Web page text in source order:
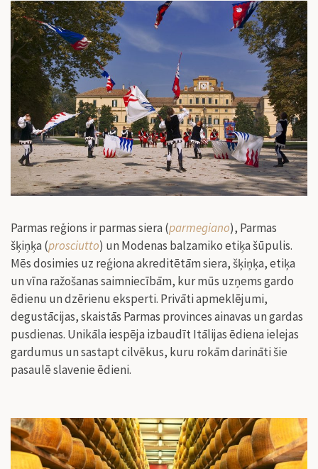
Parmas reģions ir parmas siera (parmegiano), Parmas
šķiņķa (prosciutto) un Modenas balzamiko etiķa šūpulis.
Mēs dosimies uz reģiona akreditētām siera, šķiņķa, etiķa
un vīna ražošanas saimniecībām, kur mūs uzņems gardo
ēdienu un dzērienu eksperti. Privāti apmeklējumi,
degustācijas, skaistās Parmas provinces ainavas un gardas
pusdienas. Unikāla iespēja izbaudīt Itālijas ēdiena ielejas
gardumus un sastapt cilvēkus, kuru rokām darināti šie
pasaulē slavenie ēdieni.